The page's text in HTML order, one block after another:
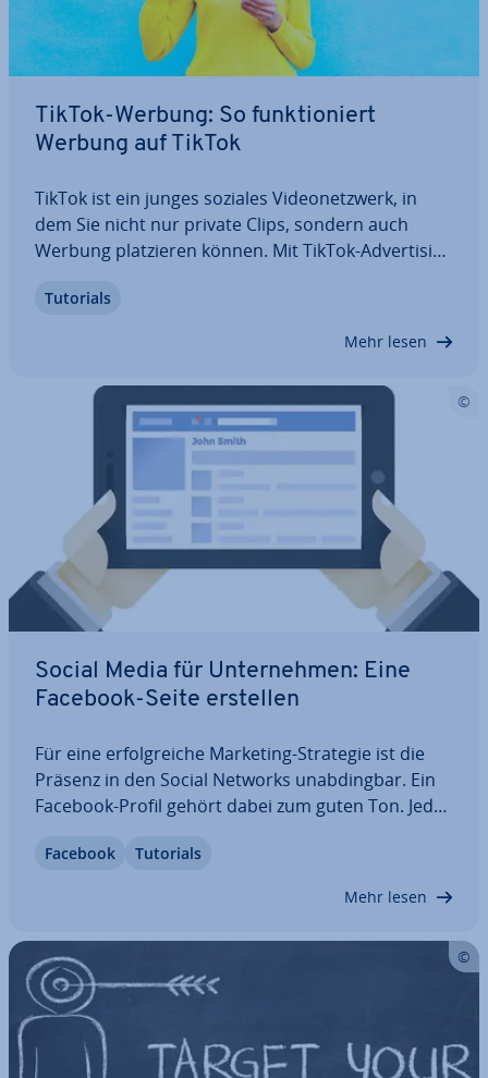
TikTok-Werbung: So funk­tio­niert
Werbung auf TikTok
TikTok ist ein junges soziales Vi­deo­netz­werk, in
dem Sie nicht nur private Clips, sondern auch
Werbung plat­zie­ren können. Mit TikTok-Ad­ver­ti­sing
erstellen und teilen, aber auch zunehmend
Tutorials
Mehr lesen
Social Media für Un­ter­neh­men: Eine
Facebook-Seite erstellen
Für eine er­folg­rei­che Marketing-Strategie ist die
Präsenz in den Social Networks un­ab­ding­bar. Ein
Facebook-Profil gehört dabei zum guten Ton. Jedes
line­shop, sollte auf der weltweit meist­ge­nutz­ten
Facebook Tutorials
Mehr lesen